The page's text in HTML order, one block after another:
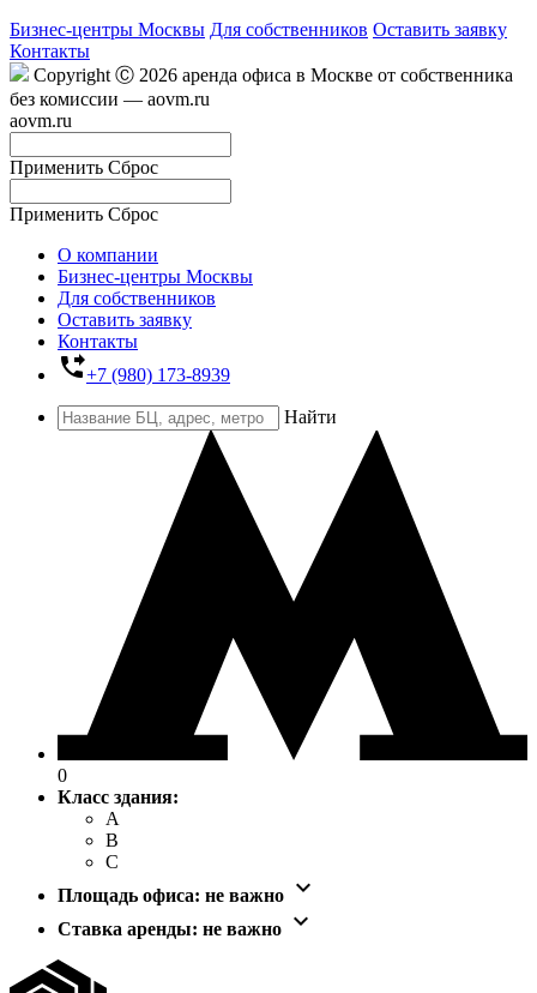
Бизнес-центры Москвы Для собственников Оставить заявку
Контакты
Copyright Ⓒ 2026 аренда офиса в Москве от собственника
без комиссии — aovm.ru
aovm.ru
Применить Сброс
Применить Сброс
О компании
Бизнес-центры Москвы
Для собственников
Оставить заявку
Контакты
phone_forwarded+7 (980) 173-8939
Найти
0
Класс здания:
A
B
C
Площадь офиса: не важно 
Ставка аренды: не важно 